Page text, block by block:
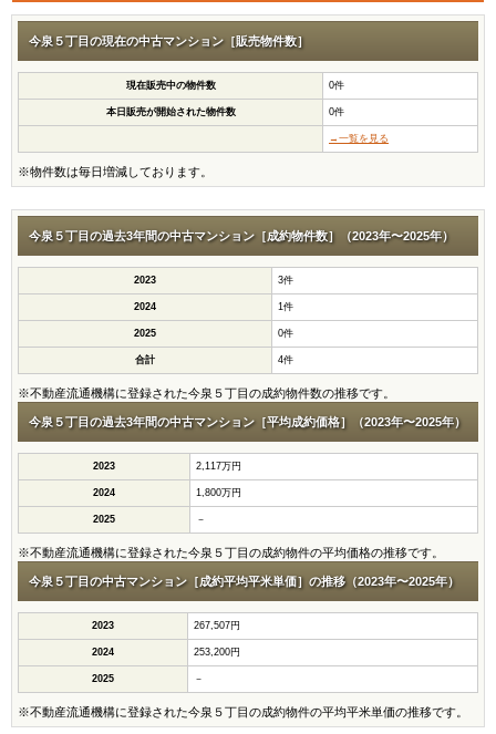
今泉５丁目の現在の中古マンション［販売物件数］
現在販売中の物件数 0件
本日販売が開始された物件数 0件
→一覧を見る
※物件数は毎日増減しております。
今泉５丁目の過去3年間の中古マンション［成約物件数］（2023年〜2025年）
2023 3件
2024 1件
2025 0件
合計 4件
※不動産流通機構に登録された今泉５丁目の成約物件数の推移です。
今泉５丁目の過去3年間の中古マンション［平均成約価格］（2023年〜2025年）
2023 2,117万円
2024 1,800万円
2025 －
※不動産流通機構に登録された今泉５丁目の成約物件の平均価格の推移です。
今泉５丁目の中古マンション［成約平均平米単価］の推移（2023年〜2025年）
2023 267,507円
2024 253,200円
2025 －
※不動産流通機構に登録された今泉５丁目の成約物件の平均平米単価の推移です。